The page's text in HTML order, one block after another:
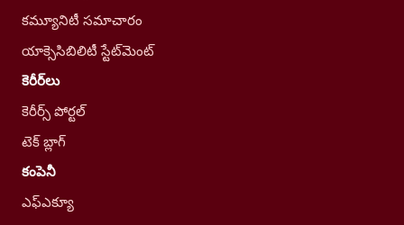
కమ్యూనిటీ సమాచారం
యాక్సెసిబిలిటీ స్టేట్‌మెంట్
కెరీర్‌లు
కెరీర్స్ పోర్టల్
టెక్ బ్లాగ్
కంపెనీ
ఎఫ్ఎక్యూ